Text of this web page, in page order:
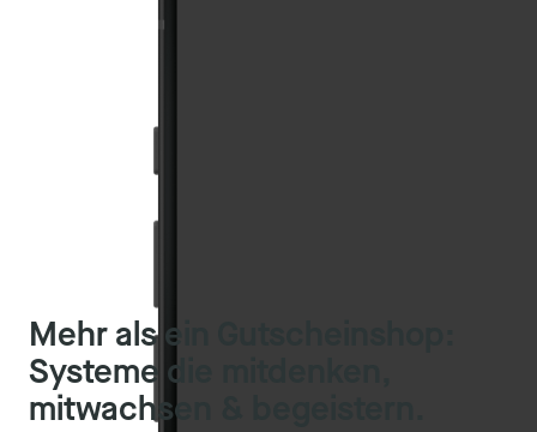
Mehr als ein Gutscheinshop:
Systeme die mitdenken,
mitwachsen & begeistern.